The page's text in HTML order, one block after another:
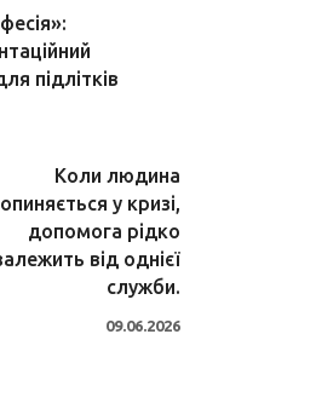
підлітків
Коли людина
опиняється у кризі,
допомога рідко
від однієї
служби.
09.06.2026